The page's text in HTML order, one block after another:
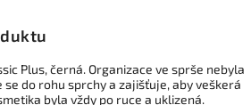
Plus, černá. Organizace ve sprše nebyla
do rohu sprchy a zajišťuje, aby veškerá
byla vždy po ruce a uklizená.